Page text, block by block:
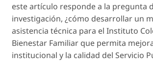
este artículo responde a la pregunta
investigación, ¿cómo desarrollar un
asistencia técnica para el Instituto
Bienestar Familiar que permita
institucional y la calidad del Servicio